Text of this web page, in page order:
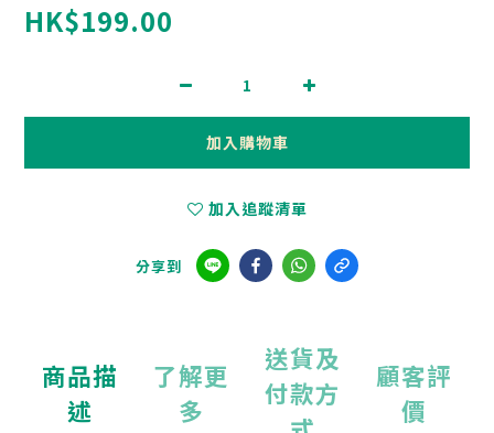
HK$199.00
加入購物車
加入追蹤清單
分享到
商品描
述
了解更
多
送貨及
付款方
顧客評
價